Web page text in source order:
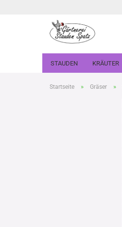
STAUDEN KRÄUTER
Startseite » Gräser »